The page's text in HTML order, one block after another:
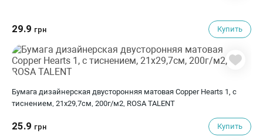
29.9 грн Купить
Бумага дизайнерская двусторонняя матовая Copper Hearts 1, с
тиснением, 21х29,7см, 200г/м2, ROSA TALENT
25.9 грн Купить